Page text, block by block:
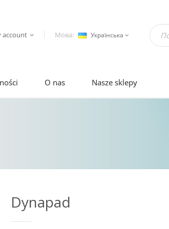
Мова: Українська
account
O nas Nasze sklepy
Dynapad